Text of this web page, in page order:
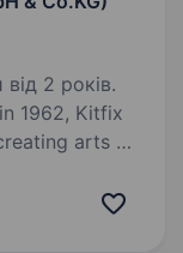
2 років.
1962, Kitfix
arts &